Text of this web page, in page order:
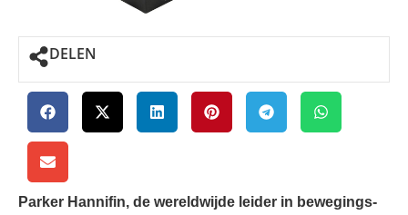
DELEN
Parker Hannifin, de wereldwijde leider in bewegings-